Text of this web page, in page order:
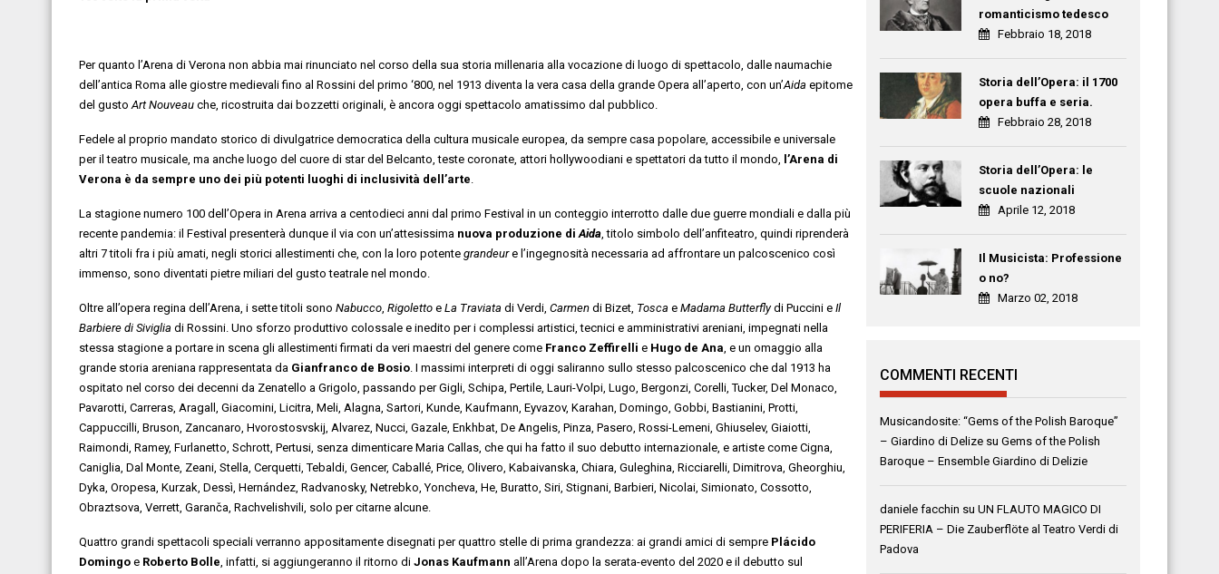
Per quanto l’Arena di Verona non abbia mai rinunciato nel corso della sua storia millenaria alla vocazione di luogo di spettacolo, dalle naumachie
dell’antica Roma alle giostre medievali fino al Rossini del primo ‘800, nel 1913 diventa la vera casa della grande Opera all’aperto, con un’Aida epitome
del gustoArt Nouveau che, ricostruita dai bozzetti originali, è ancora oggi spettacolo amatissimo dal pubblico.
Fedele al proprio mandato storico di divulgatrice democratica della cultura musicale europea, da sempre casa popolare, accessibile e universale
per il teatro musicale, ma anche luogo del cuore di star del Belcanto, teste coronate, attori hollywoodiani e spettatori da tutto il mondo, l’Arena di
Verona è da sempre uno dei più potenti luoghi di inclusività dell’arte.
La stagione numero 100 dell’Opera in Arena arriva a centodieci anni dal primo Festival in un conteggio interrotto dalle due guerre mondiali e dalla più
recente pandemia: il Festival presenterà dunque il via con un’attesissima nuova produzione diAida, titolo simbolo dell’anfiteatro, quindi riprenderà
altri 7 titoli fra i più amati, negli storici allestimenti che, con la loro potente grandeure l’ingegnosità necessaria ad affrontare un palcoscenico così
immenso, sono diventati pietre miliari del gusto teatrale nel mondo.
Oltre all’opera regina dell’Arena, i sette titoli sono Nabucco, Rigoletto e La Traviata di Verdi, Carmen di Bizet, Tosca e Madama Butterflydi Puccini e Il
Barbiere di Siviglia di Rossini. Uno sforzo produttivo colossale e inedito per i complessi artistici, tecnici e amministrativi areniani, impegnati nella
stessa stagione a portare in scena gli allestimenti firmati da veri maestri del genere come Franco Zeffirelli e Hugo de Ana, e un omaggio alla
grande storia areniana rappresentata da Gianfranco de Bosio. I massimi interpreti di oggi saliranno sullo stesso palcoscenico che dal 1913 ha
ospitato nel corso dei decenni da Zenatello a Grigolo, passando per Gigli, Schipa, Pertile, Lauri-Volpi, Lugo, Bergonzi, Corelli, Tucker, Del Monaco,
Pavarotti, Carreras, Aragall, Giacomini, Licitra, Meli, Alagna, Sartori, Kunde, Kaufmann, Eyvazov, Karahan, Domingo, Gobbi, Bastianini, Protti,
Cappuccilli, Bruson, Zancanaro, Hvorostosvskij, Alvarez, Nucci, Gazale, Enkhbat, De Angelis, Pinza, Pasero, Rossi-Lemeni, Ghiuselev, Giaiotti,
Raimondi, Ramey, Furlanetto, Schrott, Pertusi, senza dimenticare Maria Callas, che qui ha fatto il suo debutto internazionale, e artiste come Cigna,
Caniglia, Dal Monte, Zeani, Stella, Cerquetti, Tebaldi, Gencer, Caballé, Price, Olivero, Kabaivanska, Chiara, Guleghina, Ricciarelli, Dimitrova, Gheorghiu,
Dyka, Oropesa, Kurzak, Dessì, Hernández, Radvanosky, Netrebko, Yoncheva, He, Buratto, Siri, Stignani, Barbieri, Nicolai, Simionato, Cossotto,
Obraztsova, Verrett, Garanča, Rachvelishvili, solo per citarne alcune.
Quattro grandi spettacoli speciali verranno appositamente disegnati per quattro stelle di prima grandezza: ai grandi amici di sempre Pl ácido
Domingo e Roberto Bolle, infatti, si aggiungeranno il ritorno di Jonas Kaufmann all’Arena dopo la serata-evento del 2020 e il debutto sul
romanticismo tedesco
Febbraio 18, 2018
Storia dell’Opera: il 1700
opera buffa e seria.
Febbraio 28, 2018
Storia dell’Opera: le
scuole nazionali
Aprile 12, 2018
Il Musicista: Professione
o no?
Marzo 02, 2018
COMMENTI RECENTI
Musicandosite: “Gems of the Polish Baroque”
– Giardino di Delize suGems of the Polish
Baroque – Ensemble Giardino di Delizie
daniele facchin suUN FLAUTO MAGICO DI
PERIFERIA – Die Zauberflöte al Teatro Verdi di
Padova